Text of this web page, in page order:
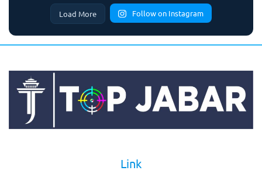
Load More Follow on Instagram
Link